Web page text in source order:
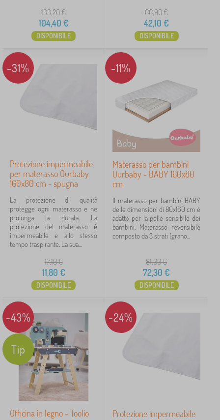
133,20€
104,40 €
DISPONIBILE
66,90€
42,10 €
DISPONIBILE
-31%
Protezione impermeabile
per materasso Ourbaby
160x80 cm - spugna
La protezione di qualità
protegge ogni materasso e ne
prolunga la durata. La
protezione del materasso è
impermeabile e allo stesso
tempo traspirante. La sua...
17,10€
11,80 €
DISPONIBILE
-11%
Materasso per bambini
Ourbaby - BABY 160x80
cm
Il materasso per bambini BABY
delle dimensioni di 80x160 cm è
adatto per la pelle sensibile dei
bambini. Materasso reversibile
composto da 3 strati (grano...
81,00€
72,30 €
DISPONIBILE
-43%
Tip
Officina in legno - Toolio
-24%
Protezione impermeabile